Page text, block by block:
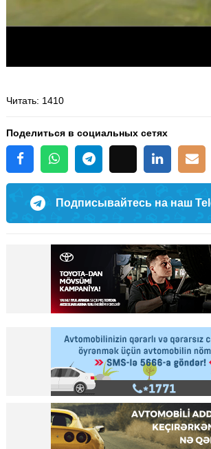
Читать: 1410
Поделиться в социальных сетях
Подписывайтесь на наш